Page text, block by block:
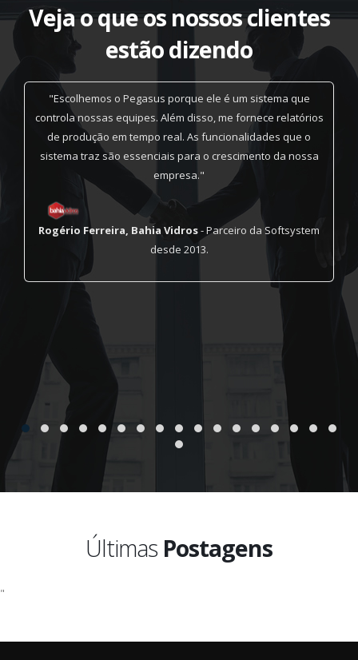
Veja o que os nossos clientes
estão dizendo
"Escolhemos o Pegasus porque ele é um sistema que
controla nossas equipes. Além disso, me fornece relatórios
de produção em tempo real. As funcionalidades que o
sistema traz são essenciais para o crescimento da nossa
empresa."
Rogério Ferreira, Bahia Vidros- Parceiro da Softsystem
desde 2013.
Últimas Postagens
"